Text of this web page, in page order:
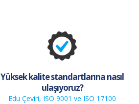
Yüksek kalite standartlarına nasıl
ulaşıyoruz?
Edu Çeviri, ISO 9001 ve ISO 17100